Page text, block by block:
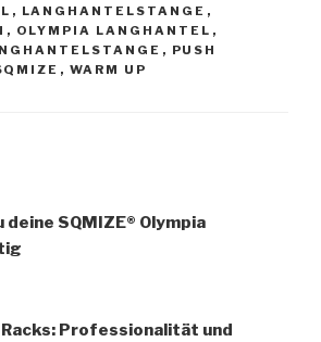
, LANGHANTELSTANGE ,
, OLYMPIA LANGHANTEL ,
, PUSH
, WARM UP
SQMIZE® Olympia
Professionalität und